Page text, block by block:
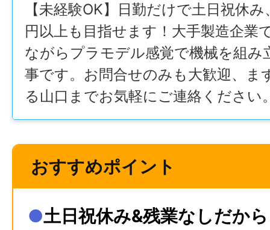
【未経験OK】日勤だけで土日祝休
円以上も目指せます！大手製造企業
ながらプラモデル感覚で機械を組み
事です。お問合せのみも大歓迎、ま
る山口までお気軽にご連絡ください
おすすめポイント
●土日祝休み&残業なしだか